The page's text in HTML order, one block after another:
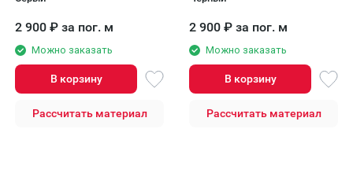
2 900 ₽ за пог. м
Можно заказать
В корзину
Рассчитать материал
2 900 ₽ за пог. м
Можно заказать
В корзину
Рассчитать материал